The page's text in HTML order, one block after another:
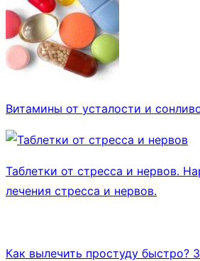
Витамины от усталости и
Таблетки от стресса и нервов.
лечения стресса и нервов.
Как вылечить простуду быстро?